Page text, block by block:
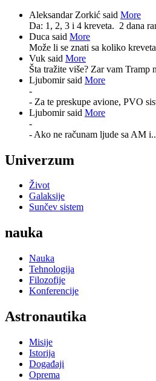
Aleksandar Zorkić said More
Da: 1, 2, 3 i 4 kreveta. 2 dana
Duca said More
Može li se znati sa koliko
Vuk said More
Šta tražite više? Zar vam Tramp
Ljubomir said More
-
- Za te preskupe avione, PVO
Ljubomir said More
-
- Ako ne računam ljude sa AM
Univerzum
Život
Galaksije
Sunčev sistem
nauka
Nauka
Tehnologija
Filozofije
Konferencije
Astronautika
Misije
Istorija
Događaji
Oprema